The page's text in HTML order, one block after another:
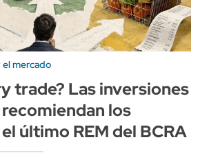
mercado
trade? Las inversiones
los
último REM del BCRA